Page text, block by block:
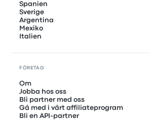
Spanien
Sverige
Argentina
Mexiko
Italien
FÖRETAG
Om
Jobba hos oss
Bli partner med oss
Gå med i vårt affiliateprogram
Bli en API-partner